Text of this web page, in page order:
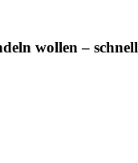
wollen – schnell